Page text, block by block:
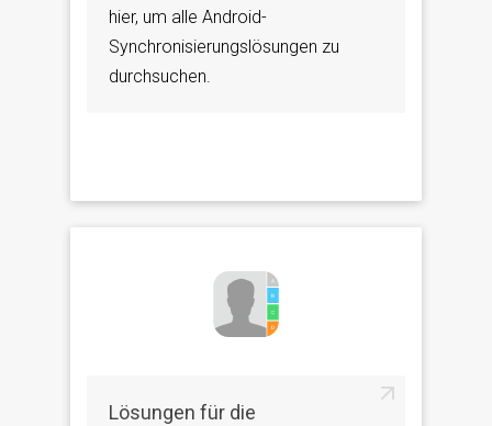
hier, um alle Android-
Synchronisierungslösungen zu
durchsuchen.
Lösungen für die